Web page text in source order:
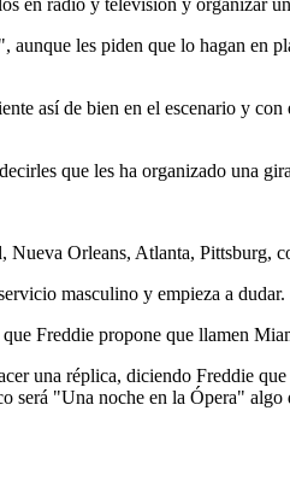
les piden que lo hagan en
así de bien en el escenario y
que les ha organizado una
Nueva Orleans, Atlanta, Pittsburg,
masculino y empieza a dudar.
Freddie propone que llamen
una réplica, diciendo Freddie
"Una noche en la Ópera"